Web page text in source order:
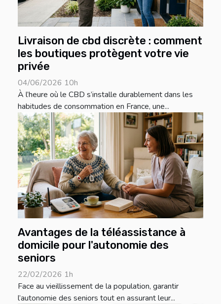
Livraison de cbd discrète : comment
les boutiques protègent votre vie
privée
04/06/2026 10h
À l’heure où le CBD s’installe durablement dans les
habitudes de consommation en France, une...
Avantages de la téléassistance à
domicile pour l'autonomie des
seniors
22/02/2026 1h
Face au vieillissement de la population, garantir
l’autonomie des seniors tout en assurant leur...